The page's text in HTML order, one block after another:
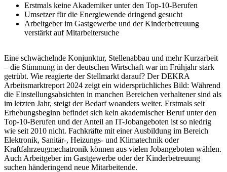
Erstmals keine Akademiker unter den Top-10-Berufen
Umsetzer für die Energiewende dringend gesucht
Arbeitgeber im Gastgewerbe und der Kinderbetreuung
verstärkt auf Mitarbeitersuche
Eine schwächelnde Konjunktur, Stellenabbau und mehr Kurzarbeit
– die Stimmung in der deutschen Wirtschaft war im Frühjahr stark
getrübt. Wie reagierte der Stellmarkt darauf? Der DEKRA
Arbeitsmarktreport 2024 zeigt ein widersprüchliches Bild: Während
die Einstellungsabsichten in manchen Bereichen verhaltener sind als
im letzten Jahr, steigt der Bedarf woanders weiter. Erstmals seit
Erhebungsbeginn befindet sich kein akademischer Beruf unter den
Top-10-Berufen und der Anteil an IT-Jobangeboten ist so niedrig
wie seit 2010 nicht. Fachkräfte mit einer Ausbildung im Bereich
Elektronik, Sanitär-, Heizungs- und Klimatechnik oder
Kraftfahrzeugmechatronik können aus vielen Jobangeboten wählen.
Auch Arbeitgeber im Gastgewerbe oder der Kinderbetreuung
suchen händeringend neue Mitarbeitende.